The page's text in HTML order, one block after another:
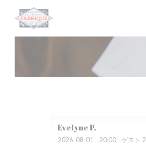
クッキー利用の管理について
EvelyneP
2026-08-01 - 20:00 - ゲスト 2